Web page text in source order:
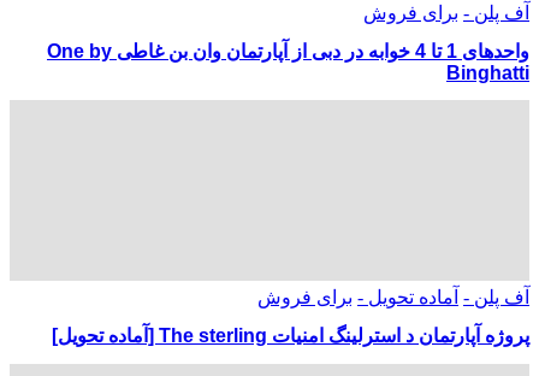
آف پلن - برای فروش
واحدهای 1 تا 4 خوابه در دبی از آپارتمان وان بن غاطی One by
Binghatti
آف پلن - آماده تحویل - برای فروش
پروژه آپارتمان د استرلینگ امنیات The sterling [آماده تحویل]